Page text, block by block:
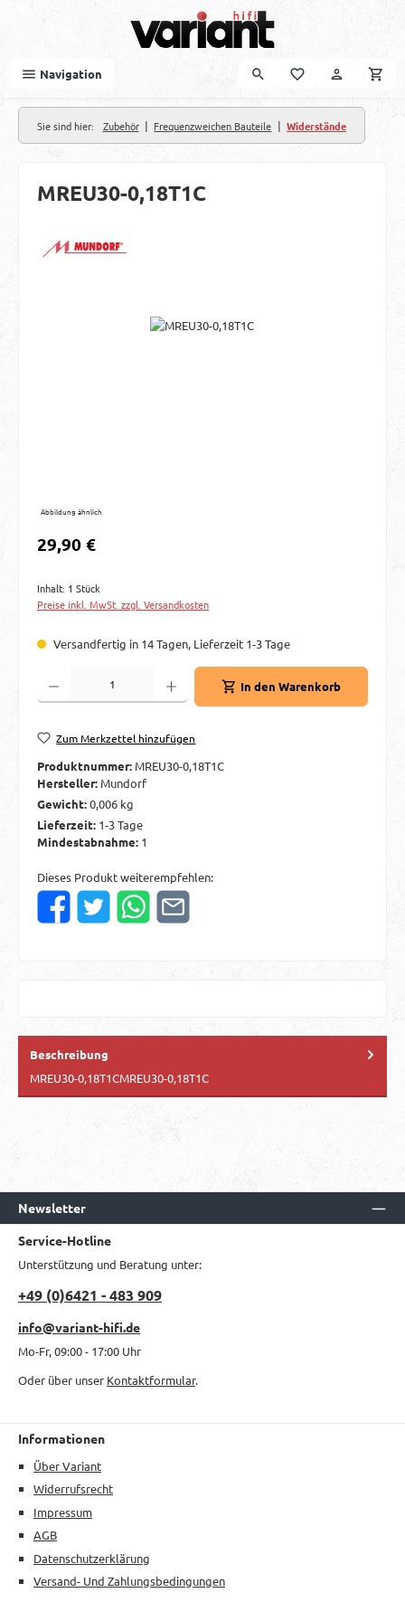
Navigation
Sie sind hier: Zubehör | Frequenzweichen Bauteile | Widerstände
MREU30-0,18T1C
Bildergalerie überspringen
Abbildung ähnlich
Regulärer Preis:
29,90 €
Inhalt: 1 Stück
Preise inkl. MwSt. zzgl. Versandkosten
Versandfertig in 14 Tagen, Lieferzeit 1-3 Tage
Produkt Anzahl: Gib den gewünschten Wert ein oder benutze die Schaltflächen
In den Warenkorb
Zum Merkzettel hinzufügen
Produktnummer: MREU30-0,18T1C
Hersteller: Mundorf
Gewicht:0,006 kg
Lieferzeit: 1-3 Tage
Mindestabnahme: 1
Dieses Produkt weiterempfehlen:
Beschreibung
MREU30-0,18T1CMREU30-0,18T1C
Newsletter
Service-Hotline
Unterstützung und Beratung unter:
+49 (0)6421 - 483 909
info@variant-hifi.de
Mo-Fr, 09:00 - 17:00 Uhr
Oder über unser Kontaktformular.
Informationen
Über Variant
Widerrufsrecht
Impressum
AGB
Datenschutzerklärung
Versand- Und Zahlungsbedingungen